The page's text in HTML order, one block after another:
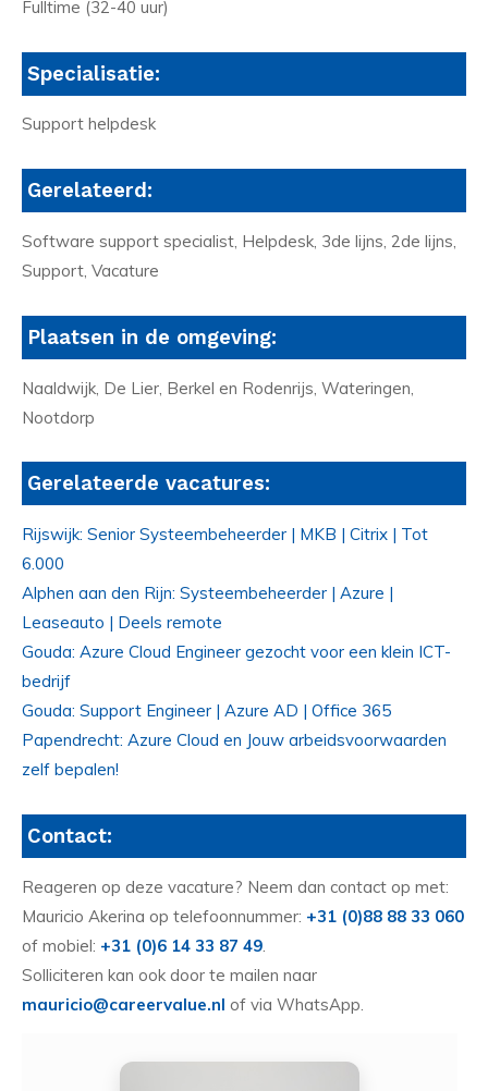
Fulltime (32-40 uur)
Specialisatie:
Support helpdesk
Gerelateerd:
Software support specialist, Helpdesk, 3de lijns, 2de lijns,
Support, Vacature
Plaatsen in de omgeving:
Naaldwijk, De Lier, Berkel en Rodenrijs, Wateringen,
Nootdorp
Gerelateerde vacatures:
Rijswijk: Senior Systeembeheerder | MKB | Citrix | Tot
6.000
Alphen aan den Rijn: Systeembeheerder | Azure |
Leaseauto | Deels remote
Gouda: Azure Cloud Engineer gezocht voor een klein ICT-
bedrijf
Gouda: Support Engineer | Azure AD | Office 365
Papendrecht: Azure Cloud en Jouw arbeidsvoorwaarden
zelf bepalen!
Contact:
Reageren op deze vacature? Neem dan contact op met:
Mauricio Akerina op telefoonnummer: +31 (0)88 88 33 060
of mobiel: +31 (0)6 14 33 87 49.
Solliciteren kan ook door te mailen naar
mauricio@careervalue.nl of via WhatsApp.